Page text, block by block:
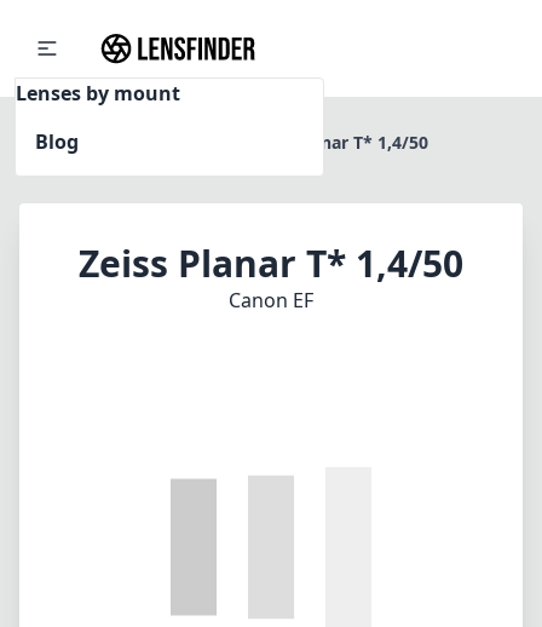
Lenses by mount
Blog
Home Zeiss Planar T* 1,4/50
Zeiss Planar T* 1,4/50
Canon EF
Festbrennweitenobjektiv, das für Canon EF-